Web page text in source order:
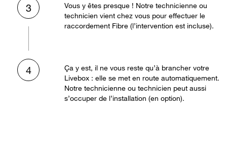
3
Vous y êtes presque ! Notre technicienne ou
technicien vient chez vous pour effectuer le
raccordement Fibre (l’intervention est incluse).
4
Ça y est, il ne vous reste qu’à brancher votre
Livebox : elle se met en route automatiquement.
Notre technicienne ou technicien peut aussi
s’occuper de l’installation (en option).